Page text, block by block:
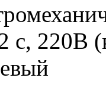
c, 220В